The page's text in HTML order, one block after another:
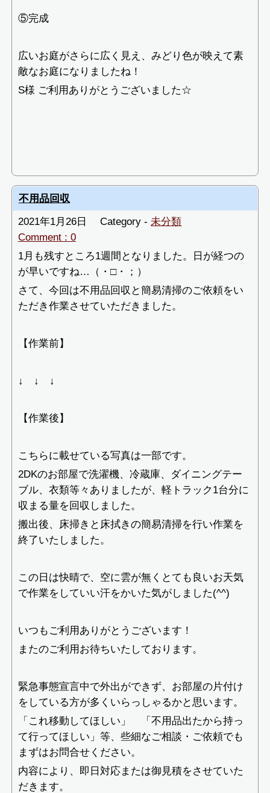
⑤完成
広いお庭がさらに広く見え、みどり色が映えて素
敵なお庭になりましたね！
S様 ご利用ありがとうございました☆
不用品回収
2021年1月26日
Category - 未分類
Comment : 0
1月も残すところ1週間となりました。日が経つの
が早いですね…（・□・；）
さて、今回は不用品回収と簡易清掃のご依頼をい
ただき作業させていただきました。
【作業前】
↓ ↓ ↓
【作業後】
こちらに載せている写真は一部です。
2DKのお部屋で洗濯機、冷蔵庫、ダイニングテー
ブル、衣類等々ありましたが、軽トラック1台分に
収まる量を回収しました。
搬出後、床掃きと床拭きの簡易清掃を行い作業を
終了いたしました。
この日は快晴で、空に雲が無くとても良いお天気
で作業をしていい汗をかいた気がしました(^^)
いつもご利用ありがとうございます！
またのご利用お待ちいたしております。
緊急事態宣言中で外出ができず、お部屋の片付け
をしている方が多くいらっしゃるかと思います。
「これ移動してほしい」 「不用品出たから持っ
て行ってほしい」等、些細なご相談・ご依頼でも
まずはお問合せください。
内容により、即日対応または御見積をさせていた
だきます。